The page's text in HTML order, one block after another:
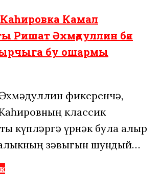
Камал
Ришат Әхмәдуллин бәя
бу ошармы
фикеренчә,
классик
күпләргә үрнәк була алыр
зәвыгын шундый…